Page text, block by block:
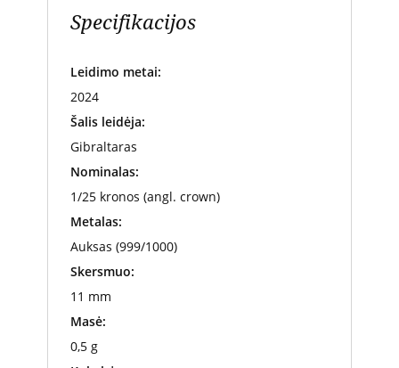
Specifikacijos
Leidimo metai:
2024
Šalis leidėja:
Gibraltaras
Nominalas:
1/25 kronos (angl. crown)
Metalas:
Auksas (999/1000)
Skersmuo:
11 mm
Masė:
0,5 g